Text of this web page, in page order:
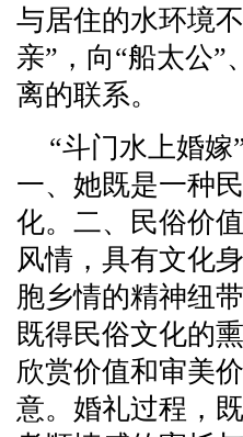
与居住的水环境
亲”，向“船太公”
离的联系。
“斗门水上婚
一、她既是一种
化。二、民俗价
风情，具有文化
胞乡情的精神纽
既得民俗文化的
欣赏价值和审美
意。婚礼过程，